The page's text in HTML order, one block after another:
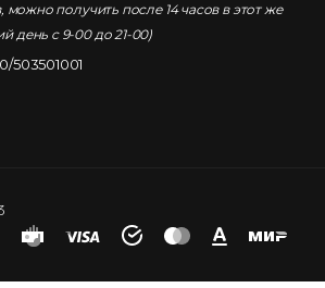
можно получить после 14 часов в этот же
день с 9-00 до 21-00)
503501001